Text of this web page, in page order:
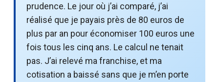
prudence. Le jour où j’ai comparé, j’ai
réalisé que je payais près de 80 euros de
plus par an pour économiser 100 euros une
fois tous les cinq ans. Le calcul ne tenait
pas. J’ai relevé ma franchise, et ma
cotisation a baissé sans que je m’en porte